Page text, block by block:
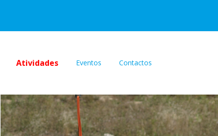
Atividades Eventos Contactos